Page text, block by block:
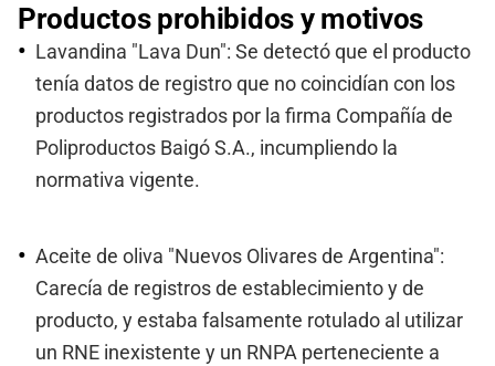
Productos prohibidos y motivos
Lavandina "Lava Dun": Se detectó que el producto
tenía datos de registro que no coincidían con los
productos registrados por la firma Compañía de
Poliproductos Baigó S.A., incumpliendo la
normativa vigente.
Aceite de oliva "Nuevos Olivares de Argentina":
Carecía de registros de establecimiento y de
producto, y estaba falsamente rotulado al utilizar
un RNE inexistente y un RNPA perteneciente a